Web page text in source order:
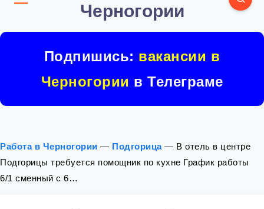
Черногории
Подпишись: вакансии в
Черногории в Телеграме
Работа в Черногории — Подгорица— В отель в центре
Подгорицы требуется помощник по кухне График работы
6/1 сменный с 6…